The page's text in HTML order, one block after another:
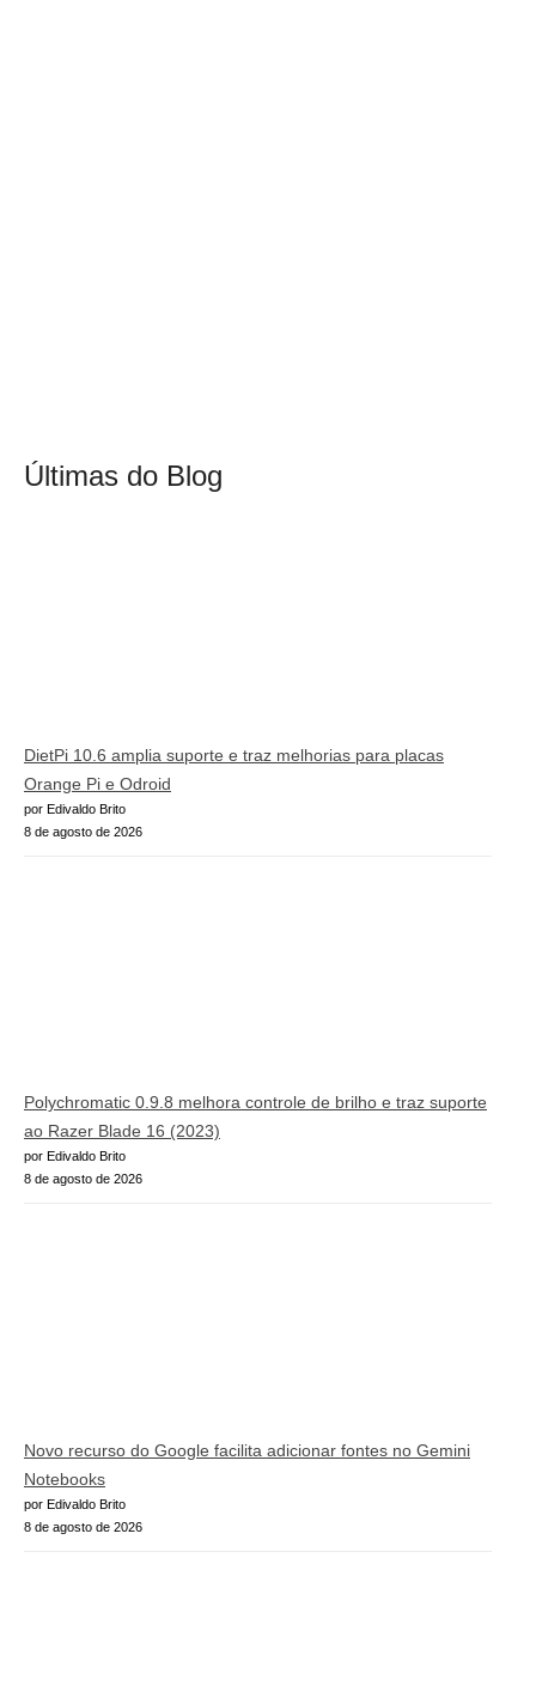
Últimas do Blog
DietPi 10.6 amplia suporte e traz melhorias para placas
Orange Pi e Odroid
por Edivaldo Brito
8 de agosto de 2026
Polychromatic 0.9.8 melhora controle de brilho e traz suporte
ao Razer Blade 16 (2023)
por Edivaldo Brito
8 de agosto de 2026
Novo recurso do Google facilita adicionar fontes no Gemini
Notebooks
por Edivaldo Brito
8 de agosto de 2026